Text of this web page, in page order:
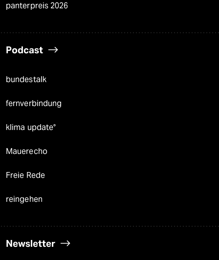
panterpreis 2026
Podcast
bundestalk
fernverbindung
klima update°
Mauerecho
Freie Rede
reingehen
Newsletter